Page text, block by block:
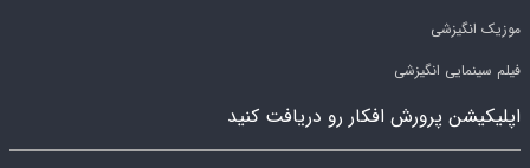
موزیک انگیزشی
فیلم سینمایی انگیزشی
اپلیکیشن پرورش افکار رو دریافت کنید